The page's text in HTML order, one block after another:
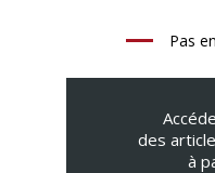
Pas
des
à